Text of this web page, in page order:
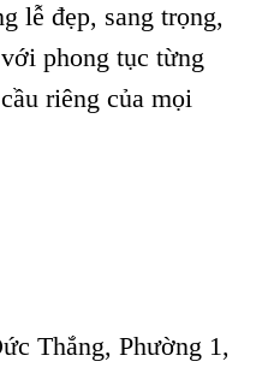
lễ đẹp, sang trọng,
phong tục từng
riêng của mọi
Thắng, Phường 1,